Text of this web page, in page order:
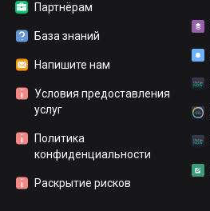
Партнёрам
База знаний
Напишите нам
Условия предоставления
услуг
Политика
конфиденциальности
Раскрытие рисков